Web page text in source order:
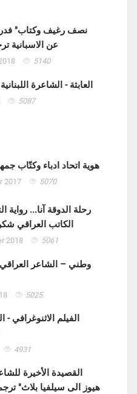
عن الاسبانية
5140
العابثة - الشاعرة
5087
هوية اتحاد ادباء وكتّاب
2017 5070
رحلة الدوقة آنا... رواية
الكاتب العراقي
2018 5061
وطني – الشاعر
5025
الفيلم الاثنوغرافي
4931
هيوز الى سيلفيا بلاث"